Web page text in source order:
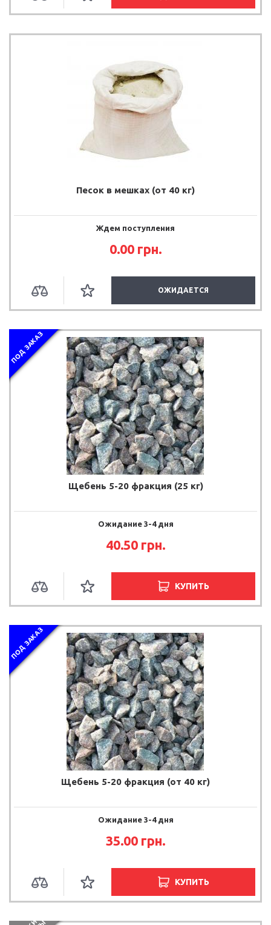
Песок в мешках (от 40 кг)
Ждем поступления
0.00 грн.
ОЖИДАЕТСЯ
ПОД ЗАКАЗ
Щебень 5-20 фракция (25 кг)
Ожидание 3-4 дня
40.50 грн.
КУПИТЬ
ПОД ЗАКАЗ
Щебень 5-20 фракция (от 40 кг)
Ожидание 3-4 дня
35.00 грн.
КУПИТЬ